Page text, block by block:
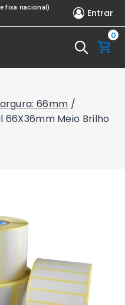
fixa nacional) Entrar
0
66mm /
Meio Brilho